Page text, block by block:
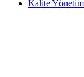
Kalite